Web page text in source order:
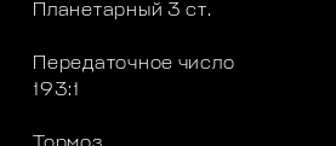
Планетарный 3 ст.
Передаточное число
193:1